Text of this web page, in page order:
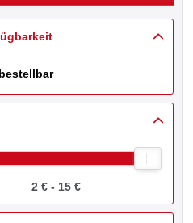
Online Inventory Pricebook:
2 € - 15 €